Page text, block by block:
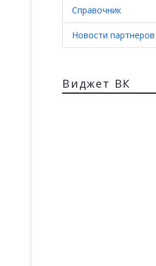
Справочник
Новости партнеров
Виджет ВК